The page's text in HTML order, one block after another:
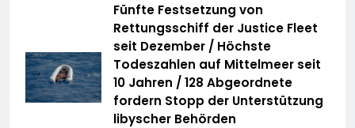
Fünfte Festsetzung von
Rettungsschiff der Justice Fleet
seit Dezember / Höchste
Todeszahlen auf Mittelmeer seit
10 Jahren / 128 Abgeordnete
fordern Stopp der Unterstützung
libyscher Behörden